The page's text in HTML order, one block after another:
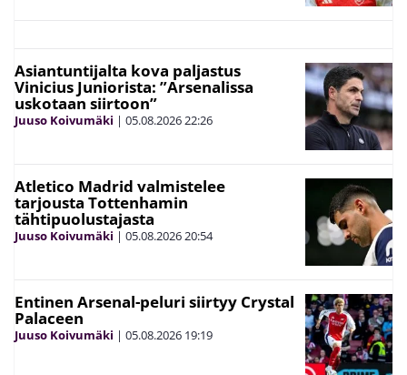
Asiantuntijalta kova paljastus
Vinicius Juniorista: ”Arsenalissa
uskotaan siirtoon”
Juuso Koivumäki | 05.08.202622:26
Atletico Madrid valmistelee
tarjousta Tottenhamin
tähtipuolustajasta
Juuso Koivumäki | 05.08.202620:54
Entinen Arsenal-peluri siirtyy Crystal
Palaceen
Juuso Koivumäki | 05.08.2026 19:19